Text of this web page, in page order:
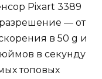
Pixart 3389
разрешение — от
в 50 g и
в секунду
топовых